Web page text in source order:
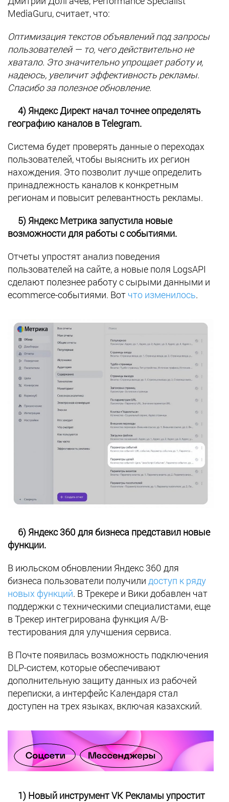
MediaGuru, считает, что:
Оптимизация текстов объявлений под запросы
пользователей — то, чего действительно не
хватало. Это значительно упрощает работу и,
надеюсь, увеличит эффективность рекламы.
Спасибо за полезное обновление.
4) Яндекс Директ начал точнее определять
географию каналов в Telegram.
Система будет проверять данные о переходах
пользователей, чтобы выяснить их регион
нахождения. Это позволит лучше определить
принадлежность каналов к конкретным
регионам и повысит релевантность рекламы.
5) Яндекс Метрика запустила новые
возможности для работы с событиями.
Отчеты упростят анализ поведения
пользователей на сайте, а новые поля LogsAPI
сделают полезнее работу с сырыми данными и
ecommerce-событиями. Вот что изменилось.
6) Яндекс 360 для бизнеса представил новые
функции.
В июльском обновлении Яндекс 360 для
бизнеса пользователи получили доступ к ряду
новых функций. В Трекере и Вики добавлен чат
поддержки с техническими специалистами, еще
в Трекер интегрирована функция A/B-
тестирования для улучшения сервиса.
В Почте появилась возможность подключения
DLP-систем, которые обеспечивают
дополнительную защиту данных из рабочей
переписки, а интерфейс Календаря стал
доступен на трех языках, включая казахский.
1) Новый инструмент VK Рекламы упростит